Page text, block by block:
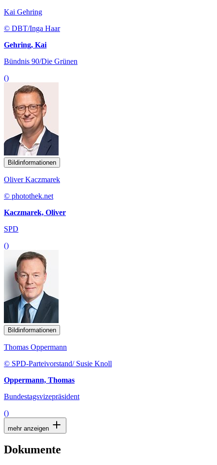
Kai Gehring
© DBT/Inga Haar
Gehring, Kai
Bündnis 90/Die Grünen
()
Bildinformationen
Oliver Kaczmarek
© photothek.net
Kaczmarek, Oliver
SPD
()
Bildinformationen
Thomas Oppermann
© SPD-Parteivorstand/ Susie Knoll
Oppermann, Thomas
Bundestagsvizepräsident
()
mehr anzeigen
Dokumente